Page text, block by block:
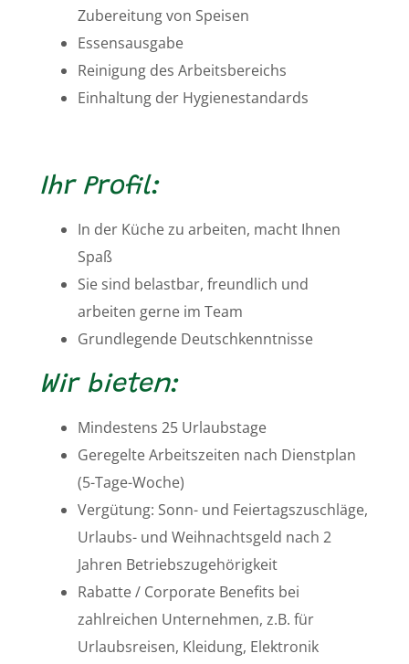
Zubereitung von Speisen
Essensausgabe
Reinigung des Arbeitsbereichs
Einhaltung der Hygienestandards
Ihr Profil:
In der Küche zu arbeiten, macht Ihnen
Spaß
Sie sind belastbar, freundlich und
arbeiten gerne im Team
Grundlegende Deutschkenntnisse
Wir bieten:
Mindestens 25 Urlaubstage
Geregelte Arbeitszeiten nach Dienstplan
(5-Tage-Woche)
Vergütung: Sonn- und Feiertagszuschläge,
Urlaubs- und Weihnachtsgeld nach 2
Jahren Betriebszugehörigkeit
Rabatte / Corporate Benefits bei
zahlreichen Unternehmen, z.B. für
Urlaubsreisen, Kleidung, Elektronik